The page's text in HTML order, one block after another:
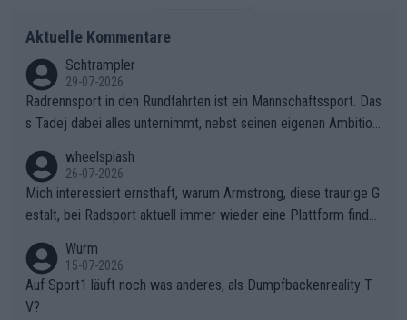
Aktuelle Kommentare
Schtrampler
29-07-2026
Radrennsport in den Rundfahrten ist ein Mannschaftssport. Das
s Tadej dabei alles unternimmt, nebst seinen eigenen Ambition
ganze Team auch mental stark zu machen und konkret am Erf
olg teilzuhaben, ist ihm ganz hoch anzurechnen. Das ist ein Zei
chen weit über den Radsport hinaus.
wheelsplash
26-07-2026
Mich interessiert ernsthaft, warum Armstrong, diese traurige G
estalt, bei Radsport aktuell immer wieder eine Plattform finde
Wurm
15-07-2026
Auf Sport1 läuft noch was anderes, als Dumpfbackenreality T
V?